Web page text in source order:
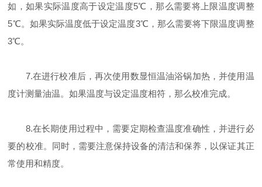
如，如果实际温度高于设定温度5℃，那么需要将上限温度调整
5℃。如果实际温度低于设定温度3℃，那么需要将下限温度调整
3℃。
7.在进行校准后，再次使用数显恒温油浴锅加热，并使用温
度计测量油温。如果温度与设定温度相符，那么校准完成。
8.在长期使用过程中，需要定期检查温度准确性，并进行必
要的校准。同时，需要注意保持设备的清洁和保养，以保证其正
常使用和精度。